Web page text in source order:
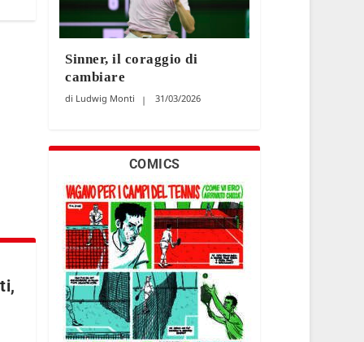
Sinner, il coraggio di
cambiare
Ludwig Monti 31/03/2026
COMICS